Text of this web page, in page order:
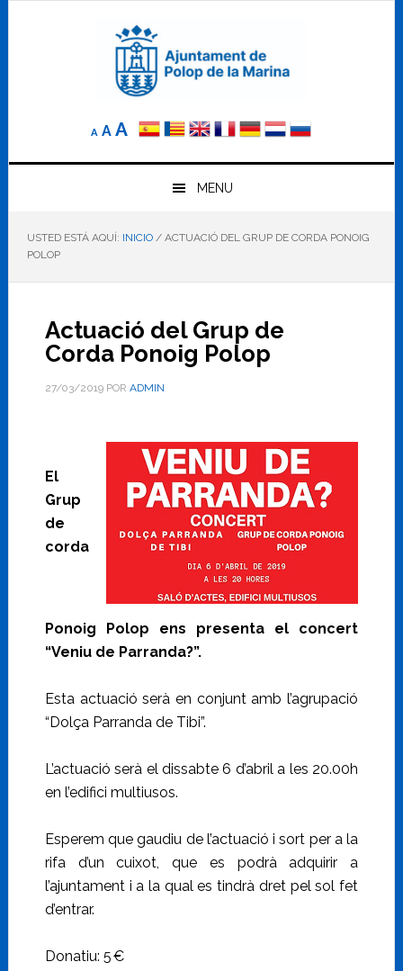
A
Reducir
elA Tamaño
AAumentar
el
tamaño
letra
MENU
USTED ESTÁ AQUÍ: INICIO /ACTUACIÓ DEL GRUP DE CORDA PONOIG
POLOP
Actuació del Grup de
Corda Ponoig Polop
27/03/2019POR ADMIN
El
Grup
de
corda
Ponoig Polop ens presenta el concert
“Veniu de Parranda?”.
Esta actuació serà en conjunt amb l’agrupació
“Dolça Parranda de Tibi”.
L’actuació serà el dissabte 6 d’abril a les 20.00h
en l’edifici multiusos.
Esperem que gaudiu de l’actuació i sort per a la
rifa d’un cuixot, que es podrà adquirir a
l’ajuntament i a la qual es tindrà dret pel sol fet
d’entrar.
Donatiu: 5 €